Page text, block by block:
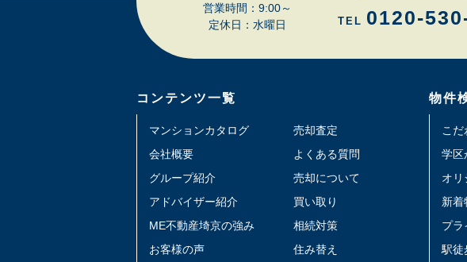
営業時間：9:00～
定休日：水曜日
TEL 0120-
コンテンツ一覧
マンションカタログ
会社概要
グループ紹介
アドバイザー紹介
ME不動産埼京の強み
お客様の声
売却査定
よくある質問
売却について
買い取り
相続対策
住み替え
物件
こ
学区
オリ
新着
プラ
駅徒